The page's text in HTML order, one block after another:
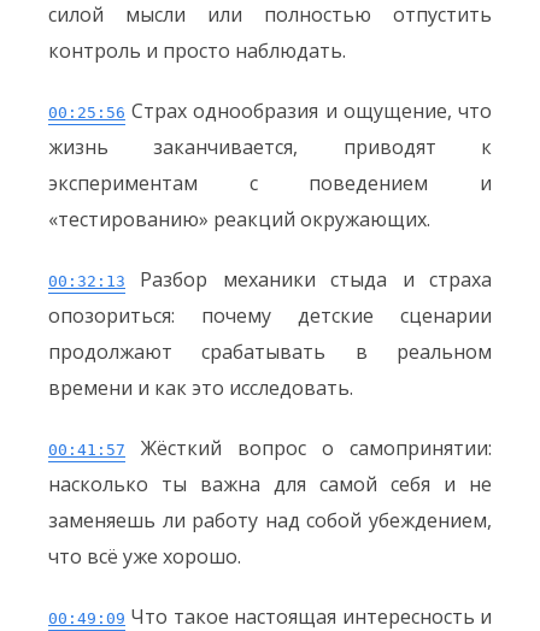
силой мысли или полностью отпустить
контроль и просто наблюдать.
00:25:56 Страх однообразия и ощущение, что
жизнь заканчивается, приводят к
экспериментам с поведением и
«тестированию» реакций окружающих.
00:32:13
Разбор механики стыда и страха
опозориться: почему детские сценарии
продолжают срабатывать в реальном
времени и как это исследовать.
00:41:57
Жёсткий вопрос о самопринятии:
насколько ты важна для самой себя и не
заменяешь ли работу над собой убеждением,
что всё уже хорошо.
00:49:09 Что такое настоящая интересность и